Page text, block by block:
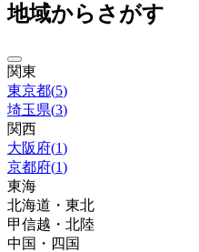
地域からさがす
関東
東京都(5)
埼玉県(3)
関西
大阪府(1)
京都府(1)
東海
北海道・東北
甲信越・北陸
中国・四国